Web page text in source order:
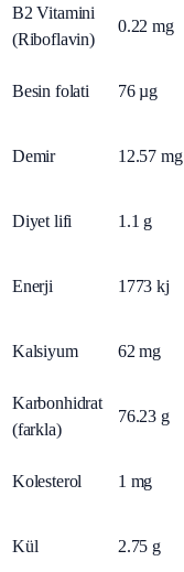
B2 Vitamini
(Riboflavin)
0.22 mg
Besin folati 76 µg
Demir 12.57 mg
Diyet lifi 1.1 g
Enerji 1773 kj
Kalsiyum 62 mg
Karbonhidrat
(farkla)
76.23 g
Kolesterol 1 mg
Kül 2.75 g